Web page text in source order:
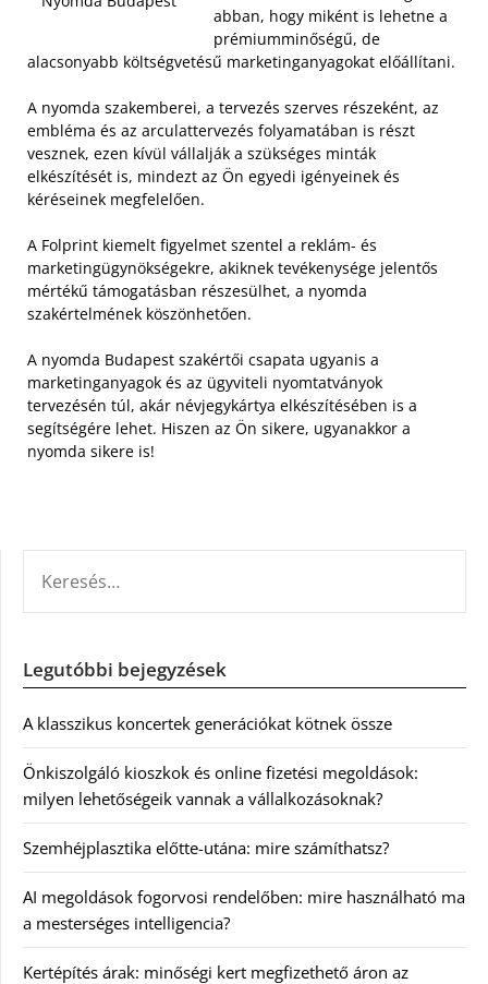
abban, hogy miként is lehetne a
prémiumminőségű, de
alacsonyabb költségvetésű marketinganyagokat előállítani.
A nyomda szakemberei, a tervezés szerves részeként, az
embléma és az arculattervezés folyamatában is részt
vesznek, ezen kívül vállalják a szükséges minták
elkészítését is, mindezt az Ön egyedi igényeinek és
kéréseinek megfelelően.
A Folprint kiemelt figyelmet szentel a reklám- és
marketingügynökségekre, akiknek tevékenysége jelentős
mértékű támogatásban részesülhet, a nyomda
szakértelmének köszönhetően.
A nyomda Budapest szakértői csapata ugyanis a
marketinganyagok és az ügyviteli nyomtatványok
tervezésén túl, akár névjegykártya elkészítésében is a
segítségére lehet. Hiszen az Ön sikere, ugyanakkor a
nyomda sikere is!
Legutóbbi bejegyzések
A klasszikus koncertek generációkat kötnek össze
Önkiszolgáló kioszkok és online fizetési megoldások:
milyen lehetőségeik vannak a vállalkozásoknak?
Szemhéjplasztika előtte-utána: mire számíthatsz?
AI megoldások fogorvosi rendelőben: mire használható ma
a mesterséges intelligencia?
Kertépítés árak: minőségi kert megfizethető áron az